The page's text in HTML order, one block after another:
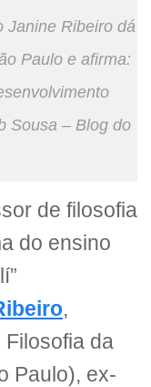
Janine Ribeiro dá
Paulo e afirma:
Sousa – Blog do
de filosofia
do ensino
,
Filosofia da
Paulo), ex-